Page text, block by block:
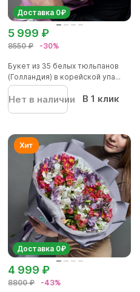
Доставка 0₽
8550 ₽ -30%
5 999 ₽
Букет из 35 белых тюльпанов
(Голландия) в корейской упа...
Нет в наличии В 1 клик
Доставка 0₽
8800 ₽ -43%
4 999 ₽